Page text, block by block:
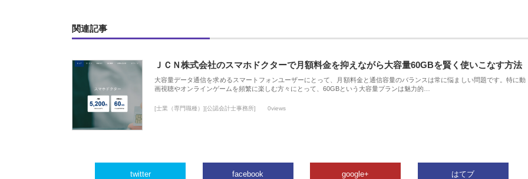
関連記事
ＪＣＮ株式会社のスマホドクターで月額料金を抑えながら大容量60GBを賢く使いこなす方法
大容量データ通信を求めるスマートフォンユーザーにとって、月額料金と通信容量のバランスは常に悩ましい問題です。特に動
画視聴やオンラインゲームを頻繁に楽しむ方々にとって、60GBという大容量プランは魅力的…
[士業（専門職種）][公認会計士事務所] 0views
twitter facebook google+ はてブ